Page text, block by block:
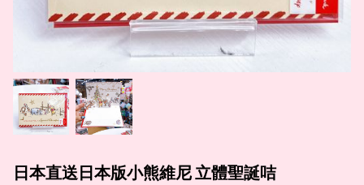
日本直送日本版小熊維尼 立體聖誕咭